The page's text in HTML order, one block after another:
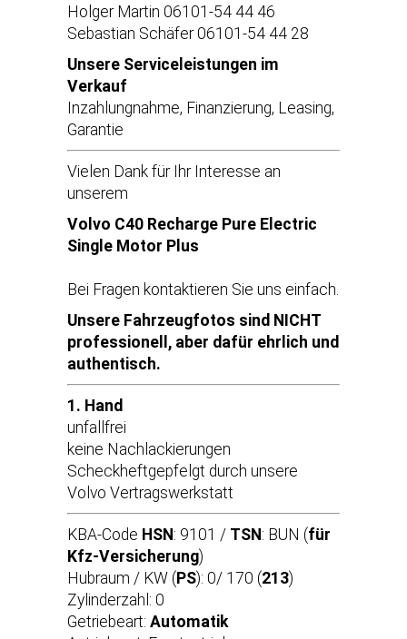
Holger Martin 06101-54 44 46
Sebastian Schäfer 06101-54 44 28
Unsere Serviceleistungen im
Verkauf
Inzahlungnahme, Finanzierung, Leasing,
Garantie
Vielen Dank für Ihr Interesse an
unserem
Volvo C40 Recharge Pure Electric
Single Motor Plus
Bei Fragen kontaktieren Sie uns einfach.
Unsere Fahrzeugfotos sind NICHT
professionell, aber dafür ehrlich und
authentisch.
1. Hand
unfallfrei
keine Nachlackierungen
Scheckheftgepfelgt durch unsere
Volvo Vertragswerkstatt
KBA-Code HSN : 9101 / TSN : BUN (für
Kfz-Versicherung)
Hubraum / KW ( PS): 0/ 170 (213)
Zylinderzahl: 0
Getriebeart: Automatik